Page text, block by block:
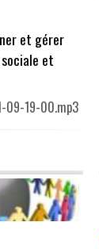
et gérer
et
09-19-00.mp3